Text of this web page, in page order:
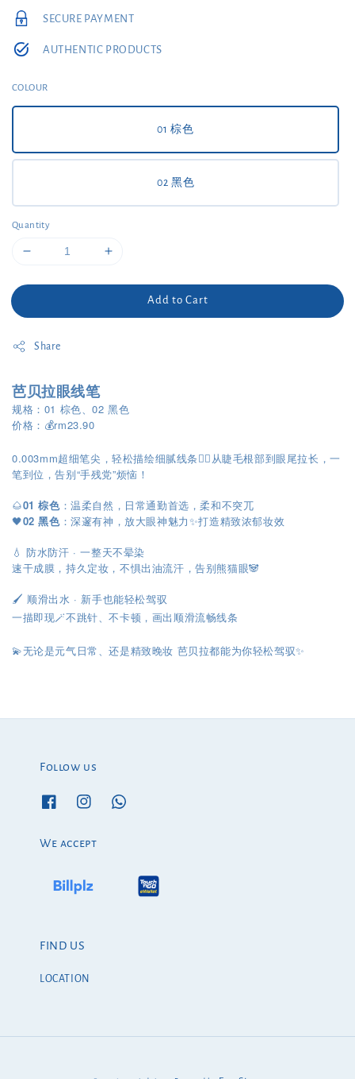
SECURE PAYMENT
AUTHENTIC PRODUCTS
COLOUR
01 棕色
02 黑色
Quantity
Add to Cart
Share
芭贝拉眼线笔
规格：01 棕色、02 黑色
价格：💰rm23.90
0.003mm超细笔尖，轻松描绘细腻线条✍🏻从睫毛根部到眼尾拉长，一
笔到位，告别“手残党”烦恼！
🌰01 棕色：温柔自然，日常通勤首选，柔和不突兀
🖤02 黑色：深邃有神，放大眼神魅力✨打造精致浓郁妆效
💧 防水防汗 · 一整天不晕染
速干成膜，持久定妆，不惧出油流汗，告别熊猫眼🐼
🖌️ 顺滑出水 · 新手也能轻松驾驭
一描即现🪄不跳针、不卡顿，画出顺滑流畅线条
💫无论是元气日常、还是精致晚妆 芭贝拉都能为你轻松驾驭✨
Follow us
We accept
FIND US
LOCATION